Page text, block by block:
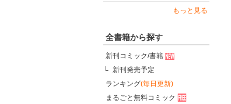
もっと見る
全書籍から探す
新刊コミック/書籍
新刊発売予定
ランキング(毎日更新)
まるごと無料コミック